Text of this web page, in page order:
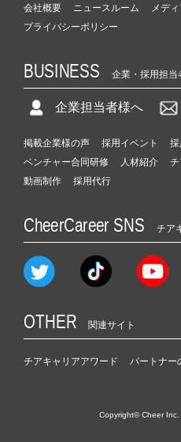
会社概要 ニュースルーム
メデ
プライバシーポリシー
BUSINESS 企業・採用担当
企業担当者様へ
掲載企業様の声 採用イベント 採
ベンチャー合同研修
人材紹介 チ
動画制作
採用代行
CheerCareer SNS チア
OTHER 関連サイト
チアキャリアアワード パートナー
Copyright© Cheer Inc.